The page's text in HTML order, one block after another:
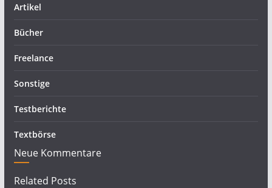
Artikel
Bücher
Freelance
Sonstige
Testberichte
Textbörse
Neue Kommentare
Related Posts